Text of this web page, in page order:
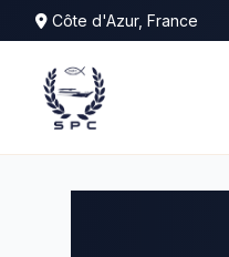
Côte d'Azur, France